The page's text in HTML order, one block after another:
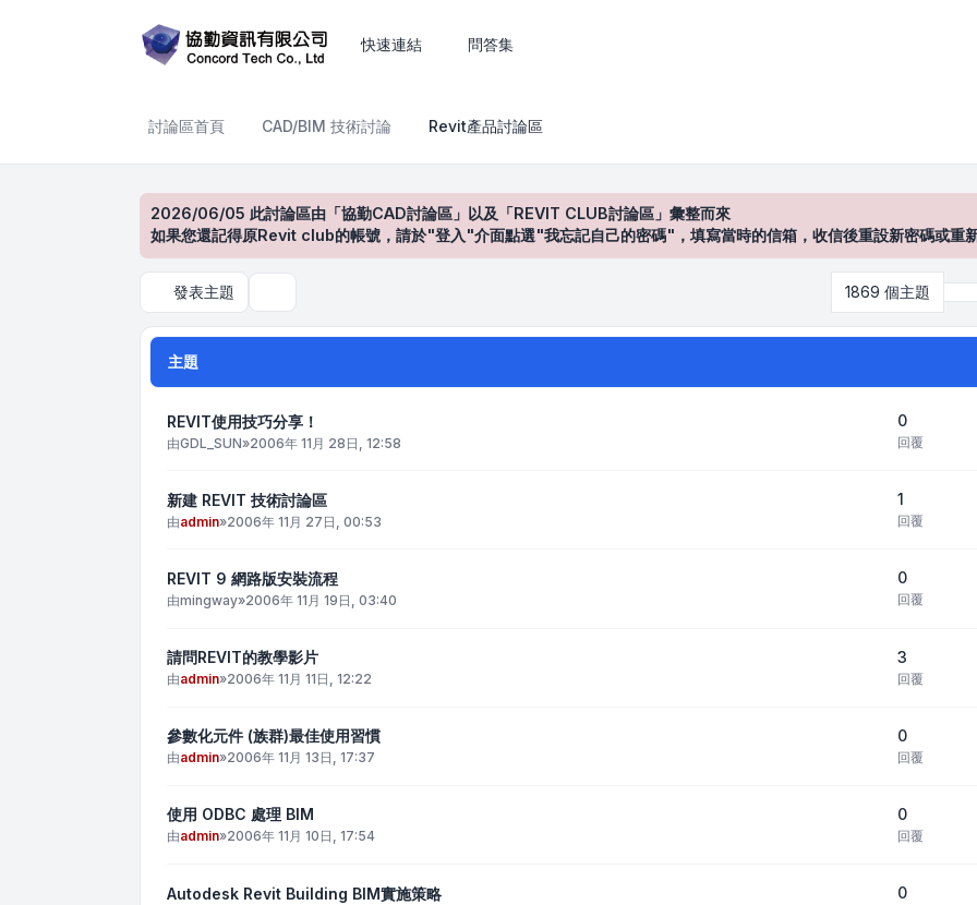
快速連結 問答集
討論區首頁 CAD/BIM 技術討論 Revit產品討論區
2026/06/05 此討論區由「協勤CAD討論區」以及「REVIT CLUB討論區」彙整而來
如果您還記得原Revit club的帳號，請於"登入"介面點選"我忘記自己的密碼"，填寫當時的信箱，收信後重設新密碼或重
發表主題 1869 個主題 第
主題
REVIT使用技巧分享！
由GDL_SUN»2006年 11月 28日, 12:58
0
回覆
新建 REVIT 技術討論區
由admin»2006年 11月 27日, 00:53
1
回覆
REVIT 9 網路版安裝流程
由mingway»2006年 11月 19日, 03:40
0
回覆
請問REVIT的教學影片
由admin»2006年 11月 11日, 12:22
3
回覆
參數化元件 (族群)最佳使用習慣
由admin»2006年 11月 13日, 17:37
0
回覆
使用 ODBC 處理 BIM
由admin»2006年 11月 10日, 17:54
0
回覆
Autodesk Revit Building BIM實施策略 0